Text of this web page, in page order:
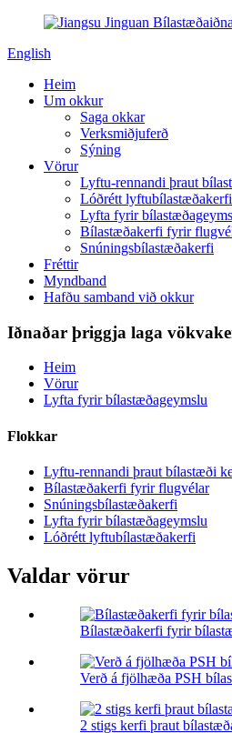
English
Heim
Um okkur
Saga okkar
Verksmiðjuferð
Sýning
Vörur
Lyftu-rennandi þraut
Lóðrétt lyftubílastæðakerfi
Lyfta fyrir
Bílastæðakerfi fyrir
Snúningsbílastæðakerfi
Fréttir
Myndband
Hafðu samband við okkur
Iðnaðar þriggja laga
Heim
Vörur
Lyfta fyrir bílastæðageymslu
Flokkar
Lyftu-rennandi þraut bílastæði
Bílastæðakerfi fyrir flugvélar
Snúningsbílastæðakerfi
Lyfta fyrir bílastæðageymslu
Lóðrétt lyftubílastæðakerfi
Valdar vörur
Bílastæðakerfi fyrir
Verð á fjölhæða PSH
2 stigs kerfi þraut